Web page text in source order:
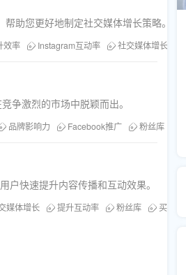
助您更好地制定社交媒体增长策略。
效率 Instagram互动率 社交媒体增长
争激烈的市场中脱颖而出。
品牌影响力 Facebook推广 粉丝库
快速提升内容传播和互动效果。
媒体增长 提升互动率 粉丝库 买分享